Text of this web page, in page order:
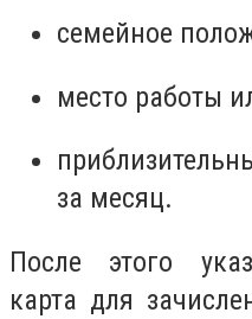
семейное
место работы
за месяц.
После этого
карта для